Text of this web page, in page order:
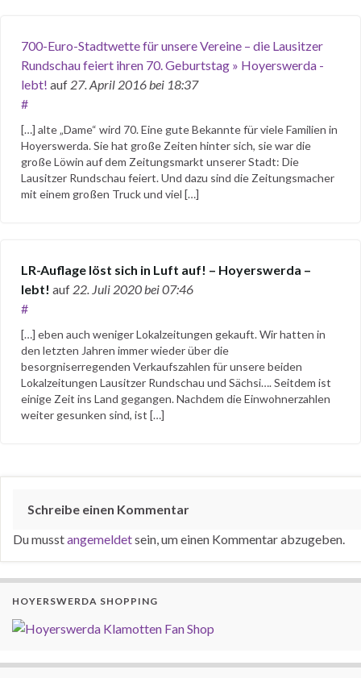
700-Euro-Stadtwette für unsere Vereine – die Lausitzer
Rundschau feiert ihren 70. Geburtstag » Hoyerswerda -
lebt! auf 27. April 2016bei 18:37
#
[…] alte „Dame“ wird 70. Eine gute Bekannte für viele Familien in
Hoyerswerda. Sie hat große Zeiten hinter sich, sie war die
große Löwin auf dem Zeitungsmarkt unserer Stadt: Die
Lausitzer Rundschau feiert. Und dazu sind die Zeitungsmacher
mit einem großen Truck und viel […]
LR-Auflage löst sich in Luft auf! – Hoyerswerda –
lebt! auf 22. Juli 2020bei 07:46
#
[…] eben auch weniger Lokalzeitungen gekauft. Wir hatten in
den letzten Jahren immer wieder über die
besorgniserregenden Verkaufszahlen für unsere beiden
Lokalzeitungen Lausitzer Rundschau und Sächsi…. Seitdem ist
einige Zeit ins Land gegangen. Nachdem die Einwohnerzahlen
weiter gesunken sind, ist […]
Schreibe einen Kommentar
Du musstangemeldetsein, um einen Kommentar abzugeben.
HOYERSWERDA SHOPPING